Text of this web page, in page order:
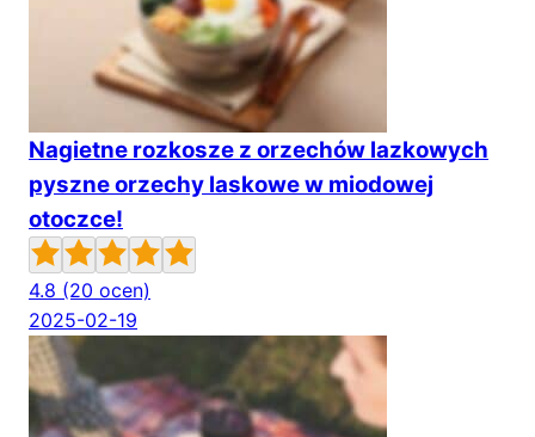
Nagietne rozkosze z orzechów lazkowych
pyszne orzechy laskowe w miodowej
otoczce!
4.8 (20 ocen)
2025-02-19